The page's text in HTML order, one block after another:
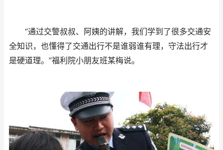
“通过交警叔叔、阿姨的讲解，我们学到了很多交通安
全知识，也懂得了交通出行不是谁弱谁有理，守法出行才
是硬道理。”福利院小朋友班某梅说。